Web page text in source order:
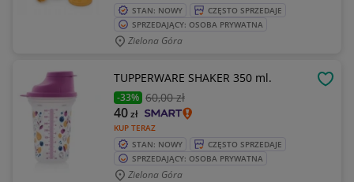
STAN: NOWY
CZĘSTO SPRZEDAJE
SPRZEDAJĄCY: OSOBA PRYWATNA
Zielona Góra
TUPPERWARE SHAKER 350 ml.
-33% 60,00 zł
KUP TERAZ
40zł
STAN: NOWY
CZĘSTO SPRZEDAJE
SPRZEDAJĄCY: OSOBA PRYWATNA
Zielona Góra